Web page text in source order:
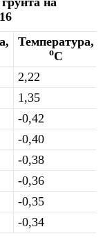
Температура,
оС
2,22
1,35
-0,42
-0,40
-0,38
-0,36
-0,35
-0,34